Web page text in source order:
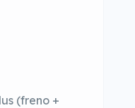
(freno +